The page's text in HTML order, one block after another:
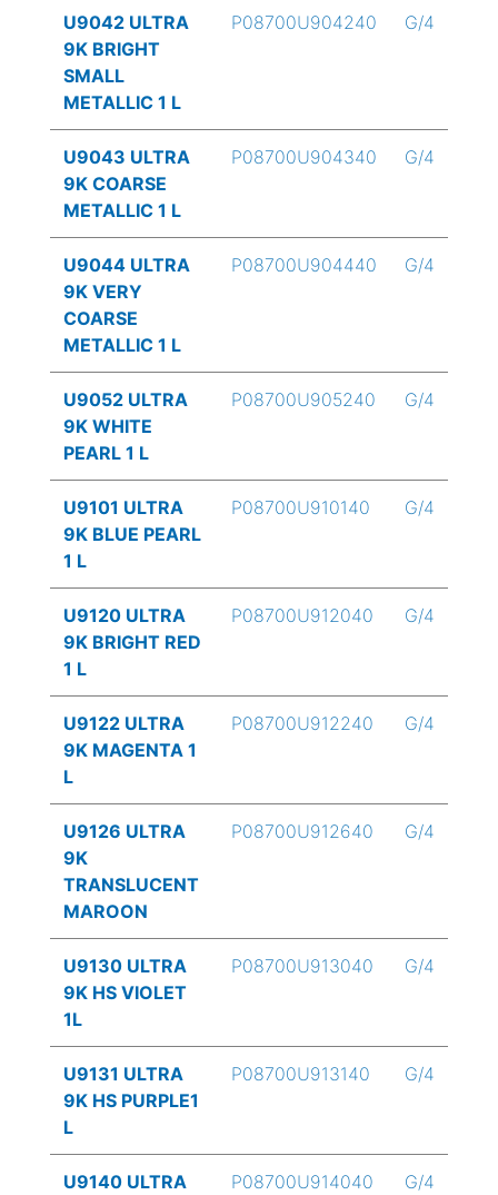
U9042 ULTRA
9K BRIGHT
SMALL
METALLIC 1 L
P08700U904240 G/4
U9043 ULTRA
9K COARSE
METALLIC 1 L
P08700U904340 G/4
U9044 ULTRA
9K VERY
COARSE
METALLIC 1 L
P08700U904440 G/4
U9052 ULTRA
9K WHITE
PEARL 1 L
P08700U905240 G/4
U9101 ULTRA
9K BLUE PEARL
1 L
P08700U910140 G/4
U9120 ULTRA
9K BRIGHT RED
1 L
P08700U912040 G/4
U9122 ULTRA
9K MAGENTA 1
L
P08700U912240 G/4
U9126 ULTRA
9K
TRANSLUCENT
MAROON
P08700U912640 G/4
U9130 ULTRA
9K HS VIOLET
1L
P08700U913040 G/4
U9131 ULTRA
9K HS PURPLE1
L
P08700U913140 G/4
U9140 ULTRA
P08700U914040 G/4